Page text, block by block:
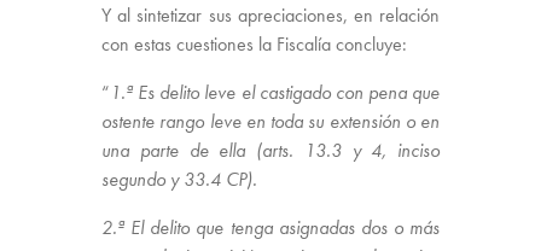
Y al sintetizar sus apreciaciones, en relación
con estas cuestiones la Fiscalía concluye:
“ 1.ª Es delito leve el castigado con pena que
ostente rango leve en toda su extensión o en
una parte de ella (arts. 13.3 y 4, inciso
segundo y 33.4 CP).
2.ª El delito que tenga asignadas dos o más